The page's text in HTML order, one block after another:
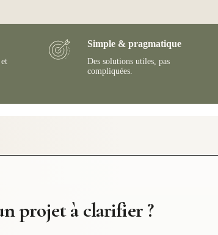
Simple & pragmatique
Des solutions utiles, pas
compliquées.
projet à clarifier ?